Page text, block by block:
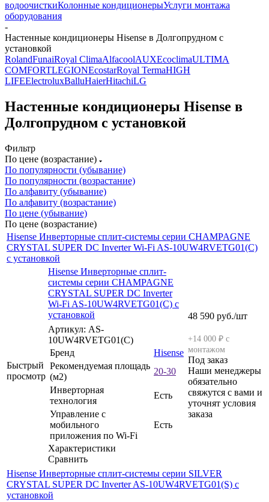
водоочисткиКолонные кондиционерыУслуги монтажа
оборудования
-
Настенные кондиционеры Hisense в Долгопрудном с
установкой
RolandFunaiRoyal ClimaAlfacoolAUXEcoclimaULTIMA
COMFORTLEGIONEcostarRoyal TermaHIGH
LIFEElectroluxBalluHaierHitachiLG
Настенные кондиционеры Hisense в
Долгопрудном с установкой
Фильтр
По цене (возрастание)
По популярности (убывание)
По популярности (возрастание)
По алфавиту (убывание)
По алфавиту (возрастание)
По цене (убывание)
По цене (возрастание)
Hisense Инверторные сплит-системы серии CHAMPAGNE
CRYSTAL SUPER DC Inverter Wi-Fi AS-10UW4RVETG01(C)
с установкой
Быстрый
просмотр
Hisense Инверторные сплит-
системы серии CHAMPAGNE
CRYSTAL SUPER DC Inverter
Wi-Fi AS-10UW4RVETG01(C) с
установкой
Артикул: AS-
10UW4RVETG01(C)
Бренд
Hisense
Рекомендуемая площадь
(м2)
20-30
Инверторная
технология
Есть
Управление c
мобильного
приложения по Wi-Fi
Есть
Характеристики
Сравнить
48 590 руб./шт
+14 000 ₽ с
монтажом
Под заказ
Наши менеджеры
обязательно
свяжутся с вами и
уточнят условия
заказа
Hisense Инверторные сплит-системы серии SILVER
CRYSTAL SUPER DC Inverter AS-10UW4RVETG01(S) с
установкой